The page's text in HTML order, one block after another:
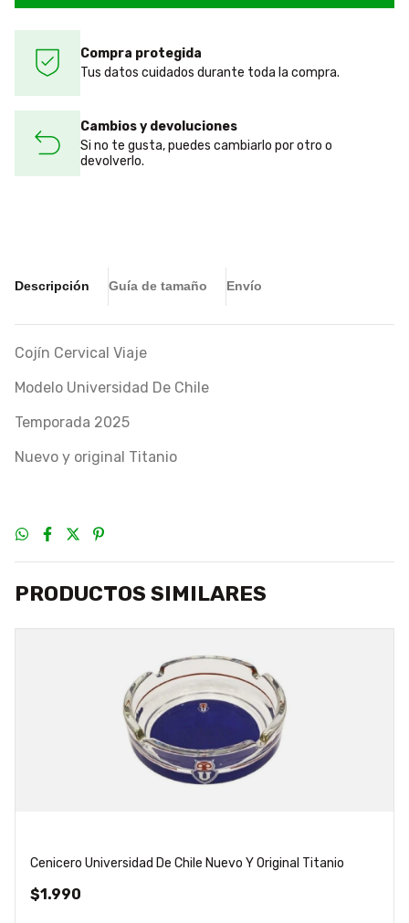
Compra protegida
Tus datos cuidados durante toda la compra.
Cambios y devoluciones
Si no te gusta, puedes cambiarlo por otro o
devolverlo.
Descripción Guía de tamaño Envío
Cojín Cervical Viaje
Modelo Universidad De Chile
Temporada 2025
Nuevo y original Titanio
PRODUCTOS SIMILARES
Cenicero Universidad De Chile Nuevo Y Original Titanio
$1.990